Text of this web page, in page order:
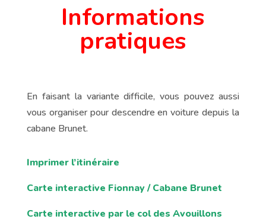
Informations
pratiques
En faisant la variante difficile, vous pouvez aussi
vous organiser pour descendre en voiture depuis la
cabane Brunet.
Imprimer l’itinéraire
Carte interactive Fionnay / Cabane Brunet
Carte interactive par le col des Avouillons